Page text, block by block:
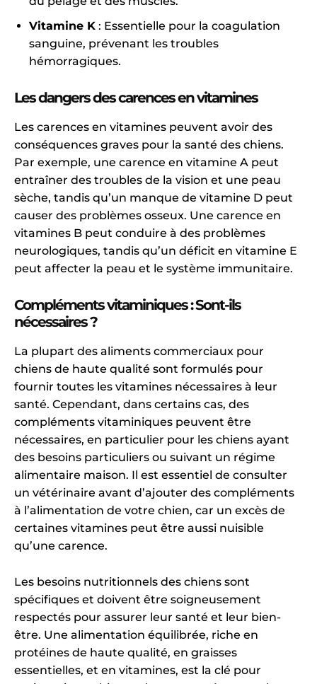
Vitamine K : Essentielle pour la coagulation
sanguine, prévenant les troubles
hémorragiques.
Les dangers des carences en vitamines
Les carences en vitamines peuvent avoir des
conséquences graves pour la santé des chiens.
Par exemple, une carence en vitamine A peut
entraîner des troubles de la vision et une peau
sèche, tandis qu’un manque de vitamine D peut
causer des problèmes osseux. Une carence en
vitamines B peut conduire à des problèmes
neurologiques, tandis qu’un déficit en vitamine E
peut affecter la peau et le système immunitaire.
Compléments vitaminiques : Sont-ils
nécessaires ?
La plupart des aliments commerciaux pour
chiens de haute qualité sont formulés pour
fournir toutes les vitamines nécessaires à leur
santé. Cependant, dans certains cas, des
compléments vitaminiques peuvent être
nécessaires, en particulier pour les chiens ayant
des besoins particuliers ou suivant un régime
alimentaire maison. Il est essentiel de consulter
un vétérinaire avant d’ajouter des compléments
à l’alimentation de votre chien, car un excès de
certaines vitamines peut être aussi nuisible
qu’une carence.
Les besoins nutritionnels des chiens sont
spécifiques et doivent être soigneusement
respectés pour assurer leur santé et leur bien-
être. Une alimentation équilibrée, riche en
protéines de haute qualité, en graisses
essentielles, et en vitamines, est la clé pour